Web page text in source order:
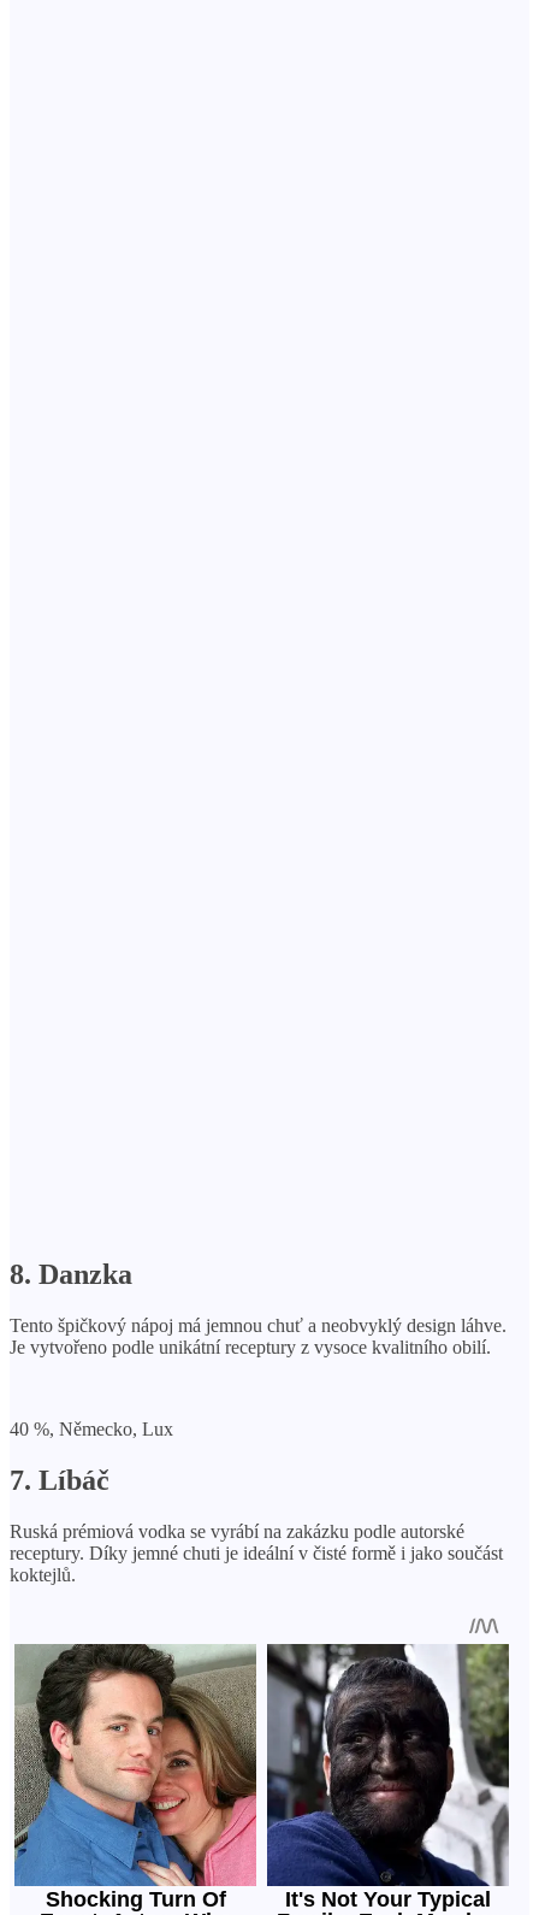
8. Danzka
Tento špičkový nápoj má jemnou chuť a neobvyklý design láhve.
Je vytvořeno podle unikátní receptury z vysoce kvalitního obilí.
40 %, Německo, Lux
7. Líbáč
Ruská prémiová vodka se vyrábí na zakázku podle autorské
receptury. Díky jemné chuti je ideální v čisté formě i jako součást
koktejlů.